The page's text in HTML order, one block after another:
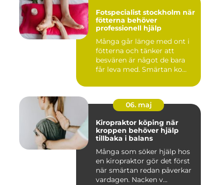
Fotspecialist stockholm när
fötterna behöver
professionell hjälp
Många går länge med ont i
fötterna och tänker att
besvären är något de bara
får leva med. Smärtan ko...
06. maj
Kiropraktor köping när
kroppen behöver hjälp
tillbaka i balans
Många som söker hjälp hos
en kiropraktor gör det först
när smärtan redan påverkar
vardagen. Nacken v...